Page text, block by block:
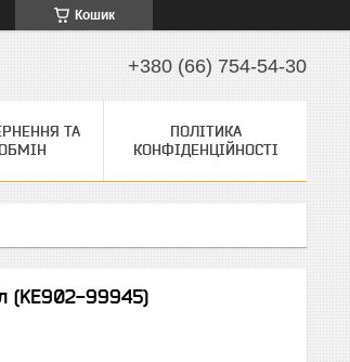
Кошик
+380 (66) 754-54-30
ТА
ПОЛІТИКА
КОНФІДЕНЦІЙНОСТІ
(KE902-99945)